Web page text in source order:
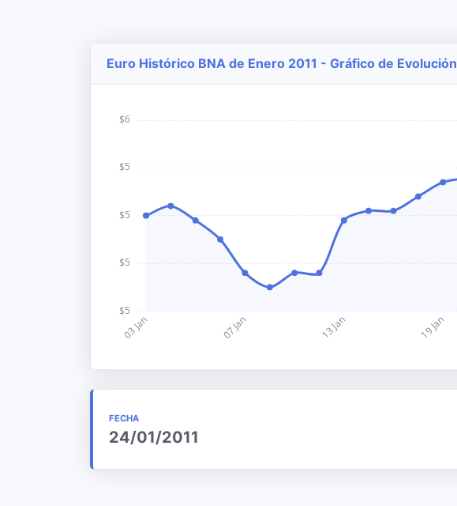
Euro Histórico BNA de Enero 2011 - Gráfico de Evolución
FECHA
24/01/2011